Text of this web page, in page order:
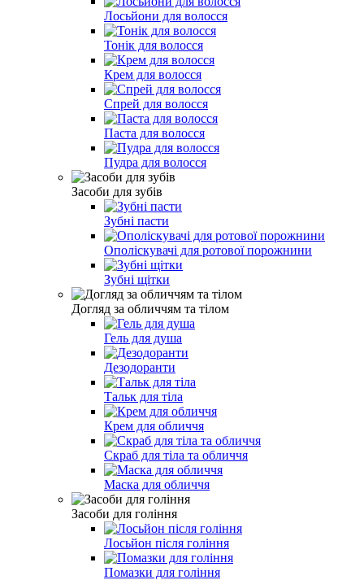
Лосьйони для волосся
Тонік для волосся
Крем для волосся
Спрей для волосся
Паста для волосся
Пудра для волосся
Засоби для зубів
Зубні пасти
Ополіскувачі для ротової порожнини
Зубні щітки
Догляд за обличчям та тілом
Гель для душа
Дезодоранти
Тальк для тіла
Крем для обличчя
Скраб для тіла та обличчя
Маска для обличчя
Засоби для гоління
Лосьйон після гоління
Помазки для гоління